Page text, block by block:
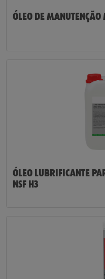
ÓLEO DE MANUTENÇÃO
ÓLEO LUBRIFICANTE
NSF H3